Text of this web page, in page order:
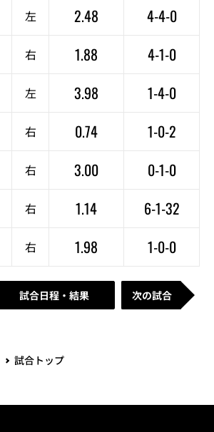
左 2.48 4-4-0
右 1.88 4-1-0
左 3.98 1-4-0
右 0.74 1-0-2
右 3.00 0-1-0
右 1.14 6-1-32
右 1.98 1-0-0
試合日程・結果 次の試合
試合トップ